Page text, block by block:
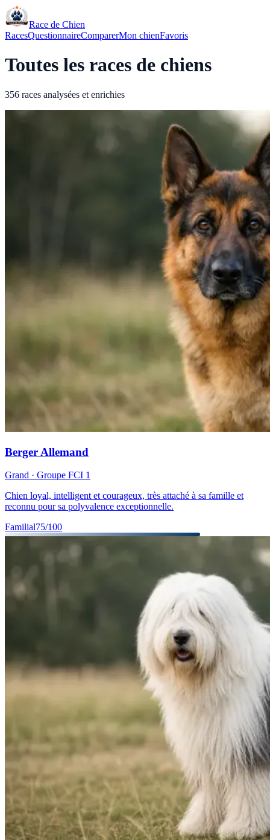
Race de Chien
RacesQuestionnaireComparerMon chienFavoris
Toutes les races de chiens
356 races analysées et enrichies
Berger Allemand
Grand · Groupe FCI 1
Chien loyal, intelligent et courageux, très attaché à sa famille et
reconnu pour sa polyvalence exceptionnelle.
Familial75/100